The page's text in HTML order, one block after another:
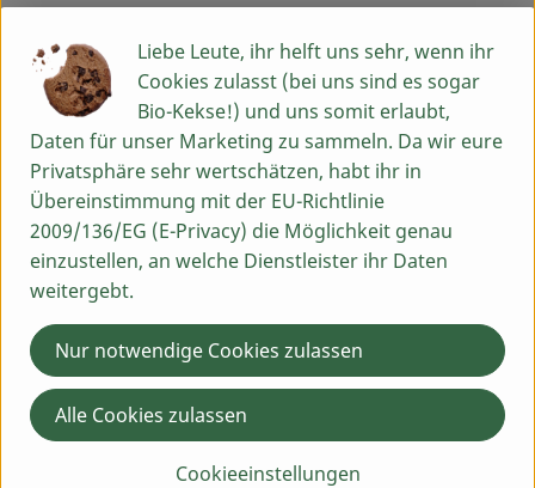
Zwiebeln, Knollensellerie und diverse Küchenkräuter an.
Sein Ziel ist es, qualitativ hochwertiges und gesundes
Gemüse zu erzeugen, das im Einklang mit der Natur
wächst.
Du hast eine Frage? Wir helfen dir gern:
Egenhausen 54
91619 Obernzenn
Montag bis Freitag: 9 bis 13 Uhr
Schick uns eine WhatsApp an 09844 33 5 99 0
09844 33 5 99 0
info@baumannshof.de
Lieferservice
Liebe Leute, ihr helft uns sehr, wenn ihr
Cookies zulasst (bei uns sind es sogar
Bio-Kekse!) und uns somit erlaubt,
Daten für unser Marketing zu sammeln. Da wir eure
Privatsphäre sehr wertschätzen, habt ihr in
Übereinstimmung mit der EU-Richtlinie
2009/136/EG (E-Privacy) die Möglichkeit genau
einzustellen, an welche Dienstleister ihr Daten
weitergebt.
Cookieeinstellungen
Nur notwendige Cookies zulassen
Alle Cookies zulassen